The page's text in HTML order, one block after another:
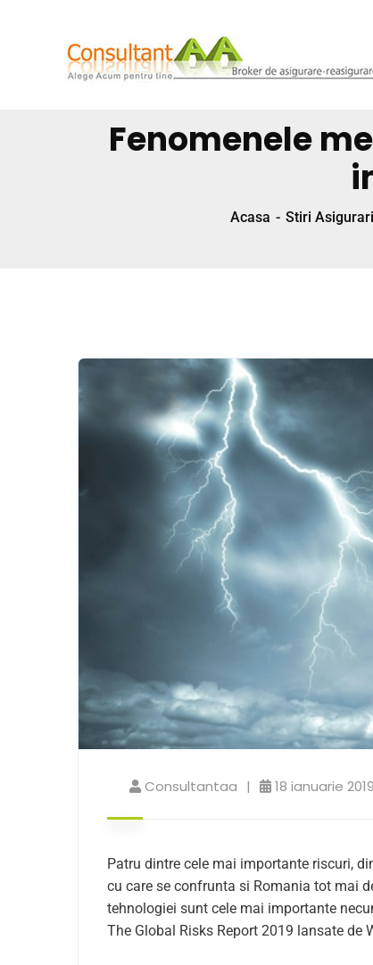
Fenomenele
Acasa Stiri Asigurari
Consultantaa 18 ianuarie 2019
Patru dintre cele mai importante riscuri,
cu care se confrunta si Romania tot mai
tehnologiei sunt cele mai importante
The Global Risks Report 2019 lansate de